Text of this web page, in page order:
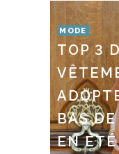
MODE
TOP 3
BAS
EN ÉTÉ